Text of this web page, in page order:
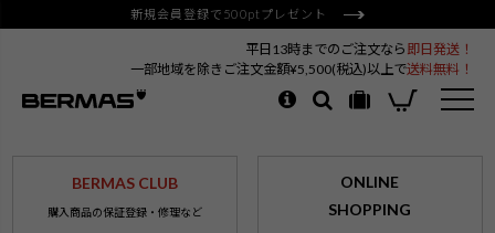
新規会員登録で500ptプレゼント
平日13時までのご注文なら 即日発送！
一部地域を除きご注文金額¥5,500(税込)以上で送料無料！
BERMAS CLUB
購入商品の保証登録・修理など
ONLINE
SHOPPING